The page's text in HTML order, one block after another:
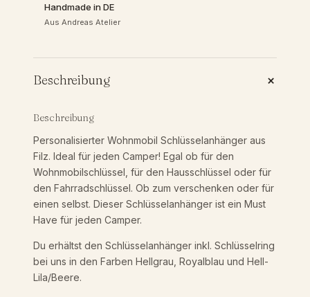
s
e
a
h
ä
n
g
e
r
p
s
Handmade in DE
Aus Andreas Atelier
Beschreibung +
Beschreibung
Personalisierter Wohnmobil Schlüsselanhänger aus
Filz. Ideal für jeden Camper! Egal ob für den
Wohnmobilschlüssel, für den Hausschlüssel oder für
den Fahrradschlüssel. Ob zum verschenken oder für
einen selbst. Dieser Schlüsselanhänger ist ein Must
Have für jeden Camper.
Du erhältst den Schlüsselanhänger inkl. Schlüsselring
bei uns in den Farben Hellgrau, Royalblau und Hell-
Lila/Beere.